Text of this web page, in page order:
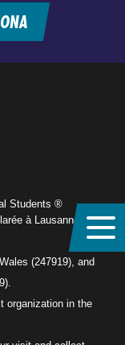
Students ®
à Lausanne,
(247919), and
organization in the